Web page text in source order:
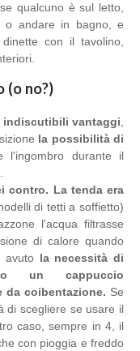
qualcuno è sul letto,
o andare in bagno, e
con il tavolino,
no?)
indiscutibili vantaggi
la possibilità di
l'ingombro durante il
contro. La tenda era
di tetti a soffietto)
l'acqua filtrasse
di calore quando
avuto la necessità di
un cappuccio
da coibentazione. Se
di scegliere se usare il
caso, sempre in 4, il
con pioggia e freddo